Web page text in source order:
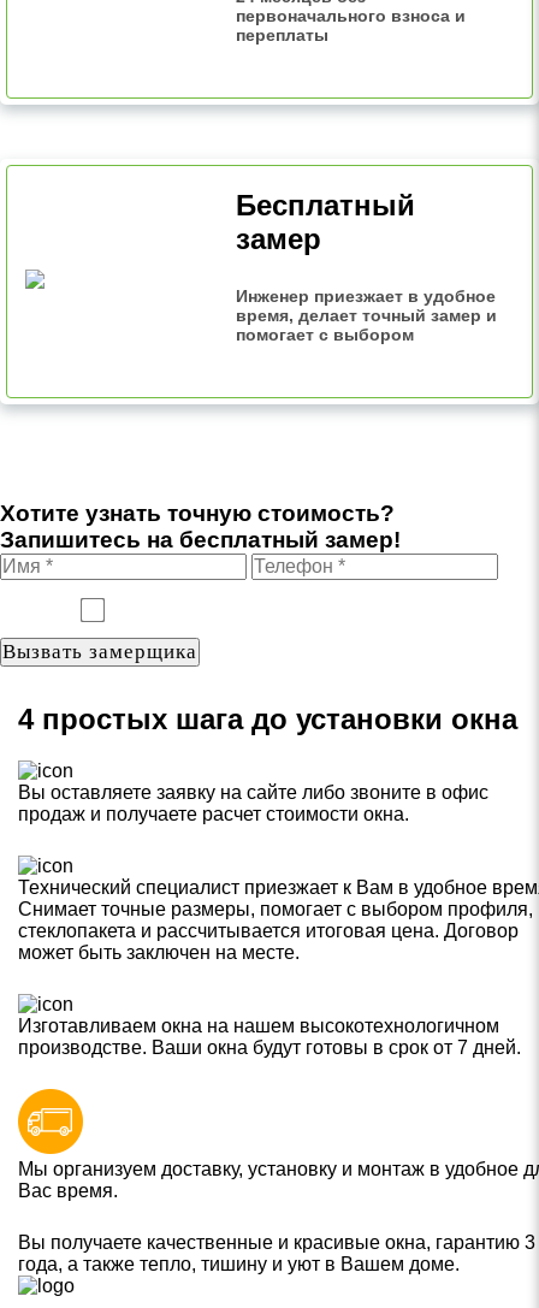
первоначального взноса и
переплаты
Бесплатный
замер
Инженер приезжает в удобное
время, делает точный замер и
помогает с выбором
Хотите узнать точную стоимость?
Запишитесь на бесплатный замер!
4 простых шага до установки окна
Вы оставляете заявку на сайте либо звоните в офис
продаж и получаете расчет стоимости окна.
Технический специалист приезжает к Вам в удобное
Снимает точные размеры, помогает с выбором профиля,
стеклопакета и рассчитывается итоговая цена. Договор
может быть заключен на месте.
Изготавливаем окна на нашем высокотехнологичном
производстве. Ваши окна будут готовы в срок от 7 дней.
Мы организуем доставку, установку и монтаж в удобное
Вас время.
Вы получаете качественные и красивые окна, гарантию 3
года, а также тепло, тишину и уют в Вашем доме.